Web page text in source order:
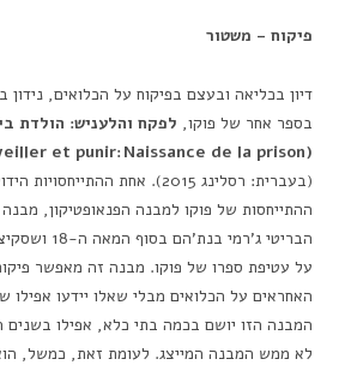
פיקוח – משטור
דיון בכליאה ובעצם בפיקוח על הכלואים, נידון
בספר אחר של פוקו, לפקח והלעניש: הולדת
(
et punir: Naissance de la prison
(בעברית: רסלינג 2015). אחת
ההתייחסות של פוקו למבנה הפנאופטיקון,
הבריטי ג'רמי
על עטיפת ספרו של פוקו. מבנה זה מאפשר
האחראים על הכלואים מבלי שאלו יידעו אפילו
המבנה הזו יושם בכמה בתי כלא, אפילו בשנים
לא ממש המבנה המייצג. לעומת זאת, כמשל,